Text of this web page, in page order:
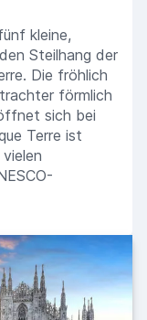
kleine,
Steilhang der
Die fröhlich
förmlich
sich bei
Terre ist